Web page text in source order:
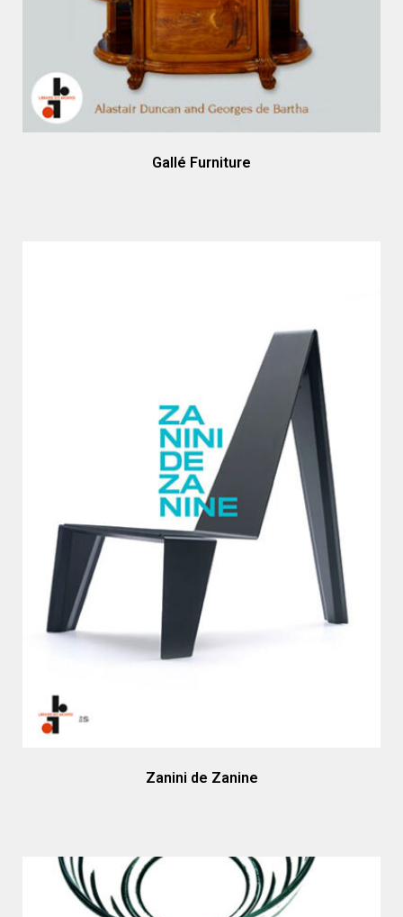
Gallé Furniture
Zanini de Zanine